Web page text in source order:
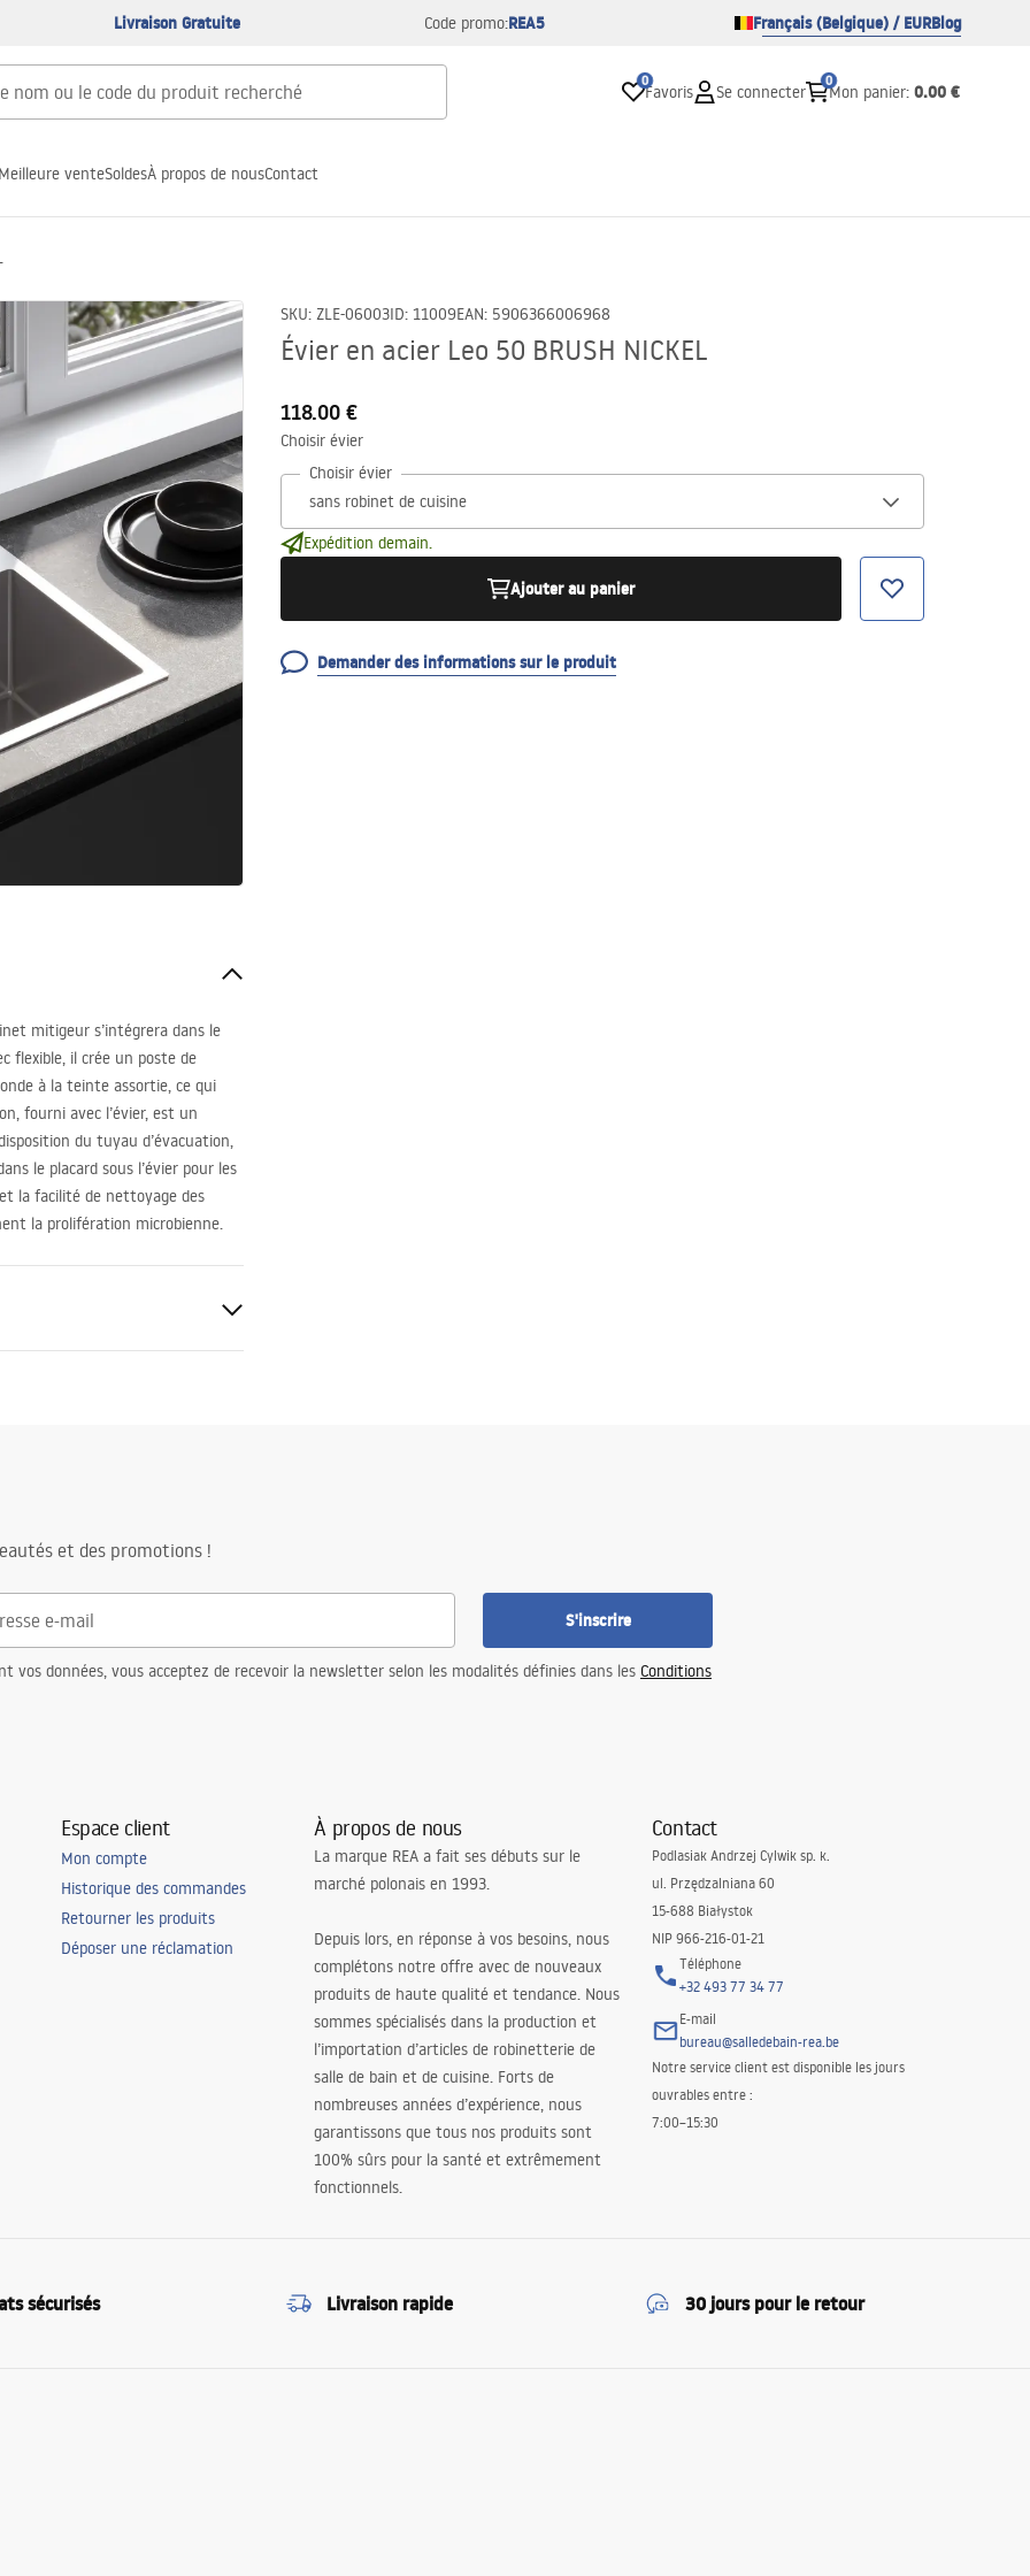
Livraison Gratuite Code promo:REA5 Français (Belgique) / EURBlog
0
Favoris Se connecter
0
Mon panier: 0.00 €
Meilleure venteSoldesÀ propos de nousContact
SKU: ZLE-06003ID: 11009EAN: 5906366006968
Évier en acier Leo 50 BRUSH NICKEL
118.00 €
Choisir évier
Choisir évier
Expédition demain.
Ajouter au panier
Demander des informations sur le produit
mitigeur s’intégrera dans le
flexible, il crée un poste de
à la teinte assortie, ce qui
fourni avec l’évier, est un
du tuyau d’évacuation,
le placard sous l’évier pour les
la facilité de nettoyage des
la prolifération microbienne.
siphon filtre, crochets de
et des promotions !
S'inscrire
vos données, vous acceptez de recevoir la newsletter selon les modalités définies dans les Conditions
Espace client
Mon compte
Historique des commandes
Retourner les produits
Déposer une réclamation
À propos de nous
La marque REA a fait ses débuts sur le
marché polonais en 1993.
Depuis lors, en réponse à vos besoins, nous
complétons notre offre avec de nouveaux
produits de haute qualité et tendance. Nous
sommes spécialisés dans la production et
l’importation d’articles de robinetterie de
salle de bain et de cuisine. Forts de
nombreuses années d’expérience, nous
garantissons que tous nos produits sont
100% sûrs pour la santé et extrêmement
fonctionnels.
Contact
Podlasiak Andrzej Cylwik sp. k.
ul. Przędzalniana 60
15-688 Białystok
NIP 966-216-01-21
Téléphone
+32 493 77 34 77
E-mail
bureau@salledebain-rea.be
Notre service client est disponible les jours
ouvrables entre :
7:00–15:30
sécurisés Livraison rapide 30 jours pour le retour